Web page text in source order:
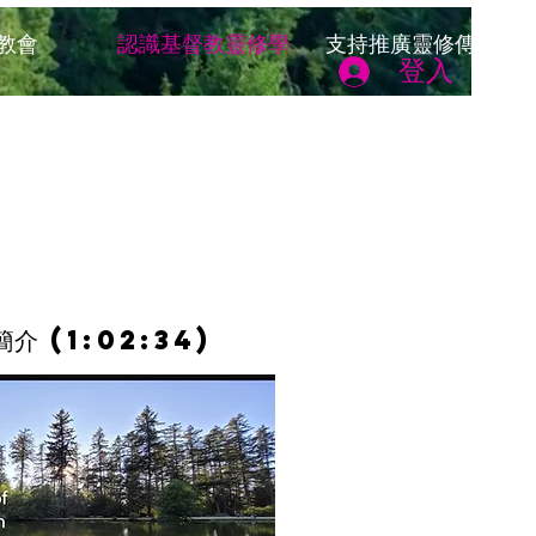
會 認識基督教靈修學 支持推廣靈修傳統
登入
簡介 (1:02:34)